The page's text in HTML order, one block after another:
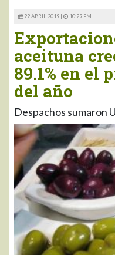
22 ABRIL 2019 | 10:29 PM
aceituna
89.1% en el
del año
Despachos sumaron